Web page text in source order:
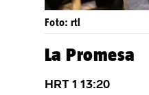
Foto: rtl
La Promesa
HRT 1 13:20